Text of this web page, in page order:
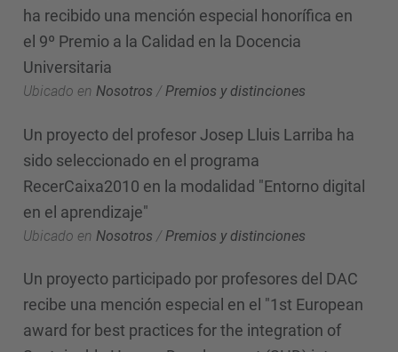
ha recibido una mención especial honorífica en
el 9º Premio a la Calidad en la Docencia
Universitaria
Ubicado en Nosotros /Premios y distinciones
Un proyecto del profesor Josep Lluis Larriba ha
sido seleccionado en el programa
RecerCaixa2010 en la modalidad "Entorno digital
en el aprendizaje"
Ubicado en Nosotros / Premios y distinciones
Un proyecto participado por profesores del DAC
recibe una mención especial en el "1st European
award for best practices for the integration of